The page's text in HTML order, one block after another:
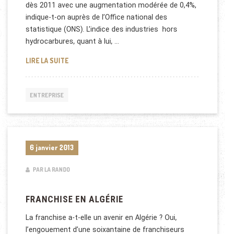
dès 2011 avec une augmentation modérée de 0,4%,
indique-t-on auprès de l’Office national des
statistique (ONS). L’indice des industries hors
hydrocarbures, quant à lui, …
LIRE LA SUITECROISSANCE DANS L’INDUSTRIE PUBLIQUE EN
ENTREPRISE
6 janvier 2013
PAR LA RANDO
FRANCHISE EN ALGÉRIE
La franchise a-t-elle un avenir en Algérie ? Oui,
l’engouement d’une soixantaine de franchiseurs